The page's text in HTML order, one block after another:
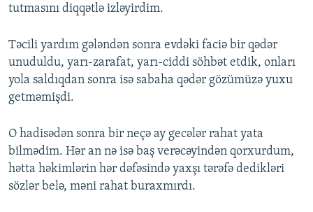
tutmasını diqqətlə izləyirdim.
Təcili yardım gələndən sonra evdəki faciə bir qədər
unuduldu, yarı-zarafat, yarı-ciddi söhbət etdik, onları
yola saldıqdan sonra isə sabaha qədər gözümüzə yuxu
getməmişdi.
O hadisədən sonra bir neçə ay gecələr rahat yata
bilmədim. Hər an nə isə baş verəcəyindən qorxurdum,
hətta həkimlərin hər dəfəsində yaxşı tərəfə dedikləri
sözlər belə, məni rahat buraxmırdı.